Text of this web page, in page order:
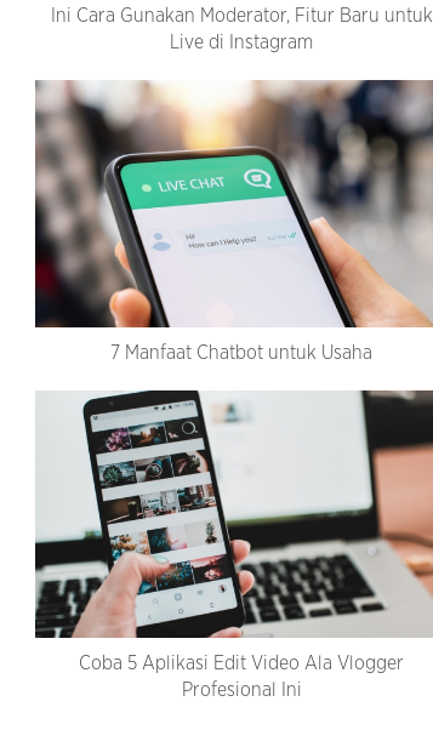
Ini Cara Gunakan Moderator, Fitur Baru untuk
Live di Instagram
7 Manfaat Chatbot untuk Usaha
Coba 5 Aplikasi Edit Video Ala Vlogger
Profesional Ini